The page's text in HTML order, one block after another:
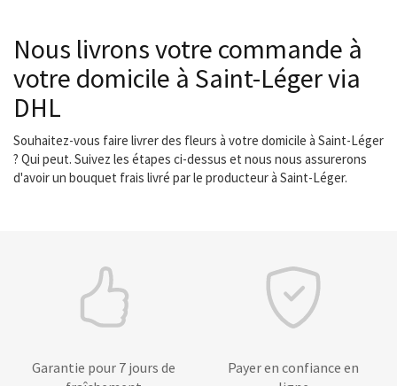
Nous livrons votre commande à
votre domicile à Saint-Léger via
DHL
Souhaitez-vous faire livrer des fleurs à votre domicile à Saint-Léger
? Qui peut. Suivez les étapes ci-dessus et nous nous assurerons
d'avoir un bouquet frais livré par le producteur à Saint-Léger.
Garantie pour 7 jours de
Payer en confiance en